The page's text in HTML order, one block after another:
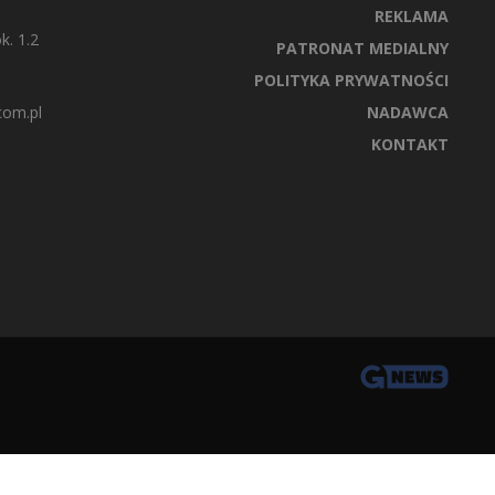
1.2
REKLAMA
PATRONAT MEDIALNY
POLITYKA PRYWATNOŚCI
NADAWCA
KONTAKT